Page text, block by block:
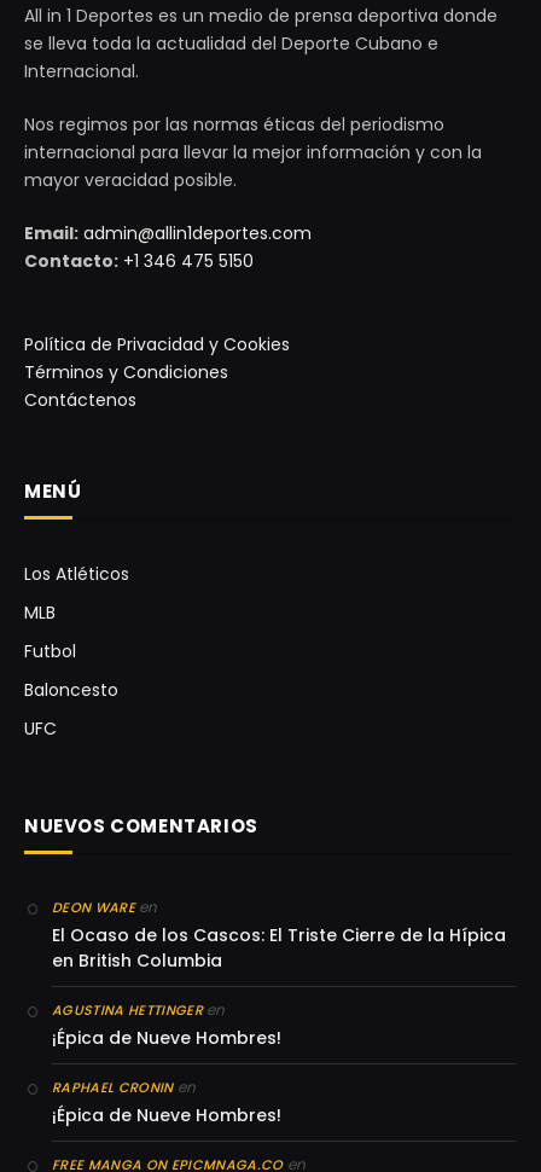
All in 1 Deportes es un medio de prensa deportiva donde
se lleva toda la actualidad del Deporte Cubano e
Internacional.
Nos regimos por las normas éticas del periodismo
internacional para llevar la mejor información y con la
mayor veracidad posible.
Email: admin@allin1deportes.com
Contacto: +1 346 475 5150
Política de Privacidad y Cookies
Términos y Condiciones
Contáctenos
MENÚ
Los Atléticos
MLB
Futbol
Baloncesto
UFC
NUEVOS COMENTARIOS
DEON WAREen
El Ocaso de los Cascos: El Triste Cierre de la Hípica
en British Columbia
AGUSTINA HETTINGERen
¡Épica de Nueve Hombres!
RAPHAEL CRONINen
¡Épica de Nueve Hombres!
FREE MANGA ON EPICMNAGA.COen